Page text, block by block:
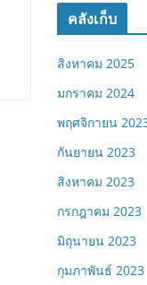
คลังเก็บ
สิงหาคม 2025
มกราคม 2024
พฤศจิกายน
กันยายน 2023
สิงหาคม 2023
กรกฎาคม 2023
มิถุนายน 2023
กุมภาพันธ์ 2023